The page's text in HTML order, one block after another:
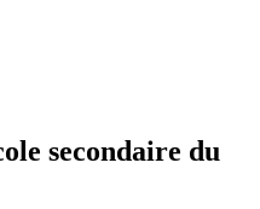
secondaire du